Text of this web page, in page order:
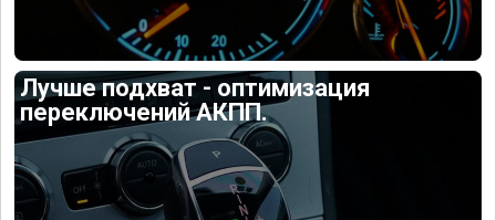
Лучше подхват - оптимизация
переключений АКПП.